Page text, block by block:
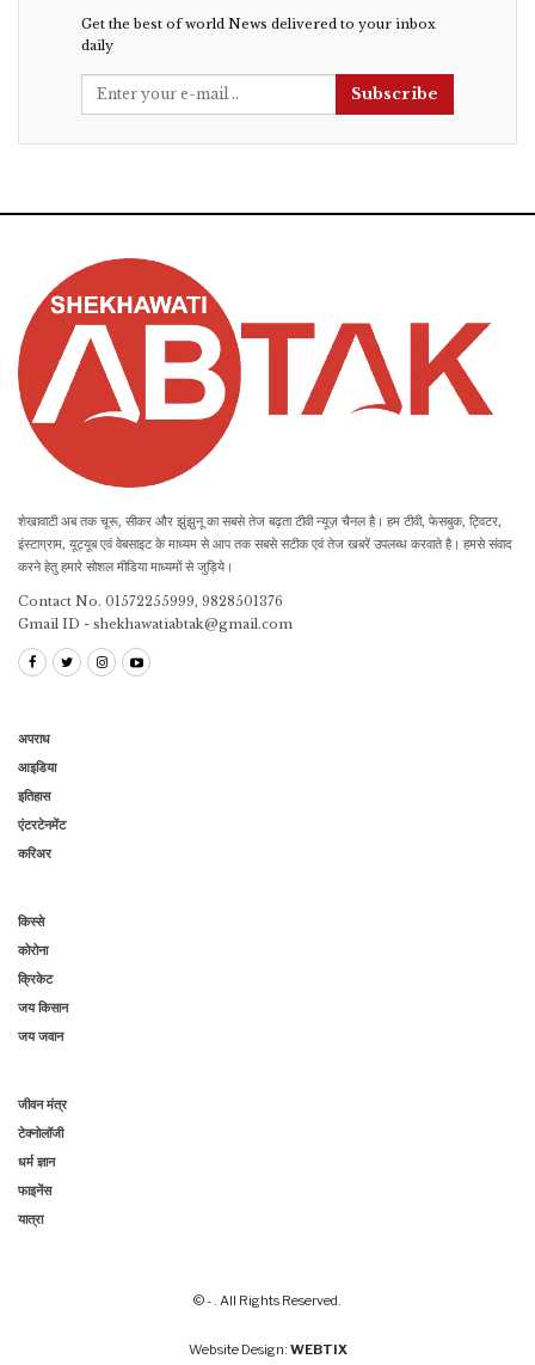
Get the best of world News delivered to your inbox
daily
Subscribe
शेखावाटी अब तक चूरू, सीकर और झुंझुनू का सबसे तेज बढ़ता टीवी न्यूज़ चैनल है। हम टीवी, फेसबुक, ट्विटर,
इंस्टाग्राम, यूट्यूब एवं वेबसाइट के माध्यम से आप तक सबसे सटीक एवं तेज खबरें उपलब्ध करवाते है। हमसे संवाद
करने हेतु हमारे सोशल मीडिया माध्यमों से जुड़िये।
Contact No. 01572255999, 9828501376
Gmail ID - shekhawatiabtak@gmail.com
अपराध
आइडिया
इतिहास
एंटरटेनमेंट
करिअर
किस्से
कोरोना
क्रिकेट
जय किसान
जय जवान
जीवन मंत्र
टेक्नोलॉजी
धर्म ज्ञान
फाइनेंस
यात्रा
© - . All Rights Reserved.
Website Design: WEBTIX